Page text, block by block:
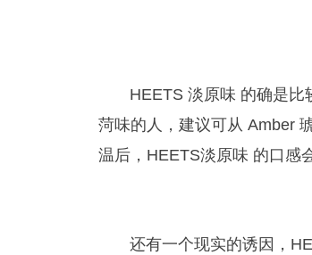
HEETS 淡原味 的确是
菏味的人，建议可从 Amber
温后，HEETS淡原味 的口感
还有一个现实的诱因，